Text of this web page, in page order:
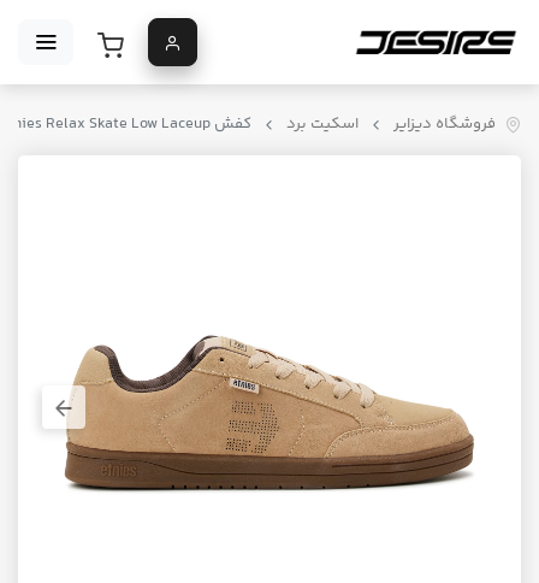
فروشگاه دیزایر اسکیت برد کفش Etnies Relax Skate Low Laceup رنگ برنزه روشن